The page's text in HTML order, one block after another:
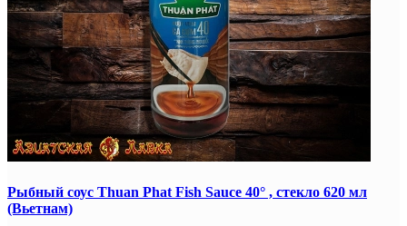
Рыбный соус Thuan Phat Fish Sauce 40° , стекло 620 мл
(Вьетнам)